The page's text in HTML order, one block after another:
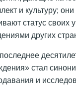
и культуру;
статус своих
других
стал
и